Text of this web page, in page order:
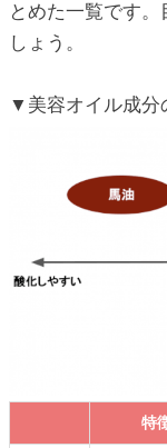
とめた一覧です
しょう。
▼美容オイル成
特